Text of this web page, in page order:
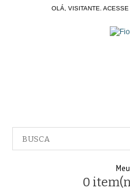
OLÁ, VISITANTE. ACESSE
0